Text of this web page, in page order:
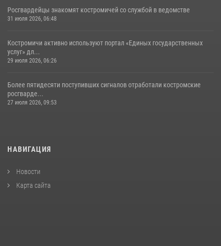
Росгвардейцы знакомят костромичей со службой в ведомстве
31 июля 2026, 06:48
Костромичи активно используют портал «Единых государственных
услуг» дл...
29 июля 2026, 06:26
Более пятидесяти поступивших сигналов отработали костромские
росгварде...
27 июля 2026, 09:53
НАВИГАЦИЯ
Новости
Карта сайта